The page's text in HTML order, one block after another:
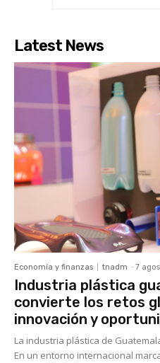
Latest News
Economía y finanzas tnadm - 7
Industria plástica
convierte los retos
innovación y
La industria plástica de
En un entorno internacional